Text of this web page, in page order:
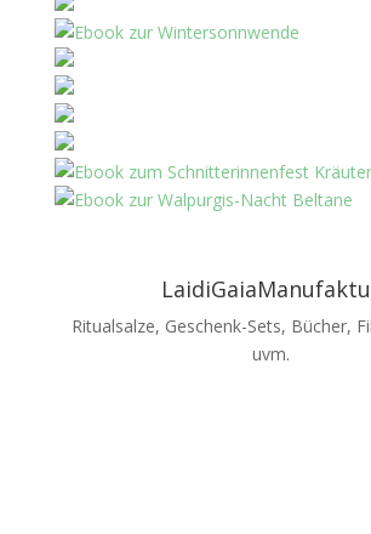
Ritualsalze, Geschenk-Sets, Bücher,
uvm.